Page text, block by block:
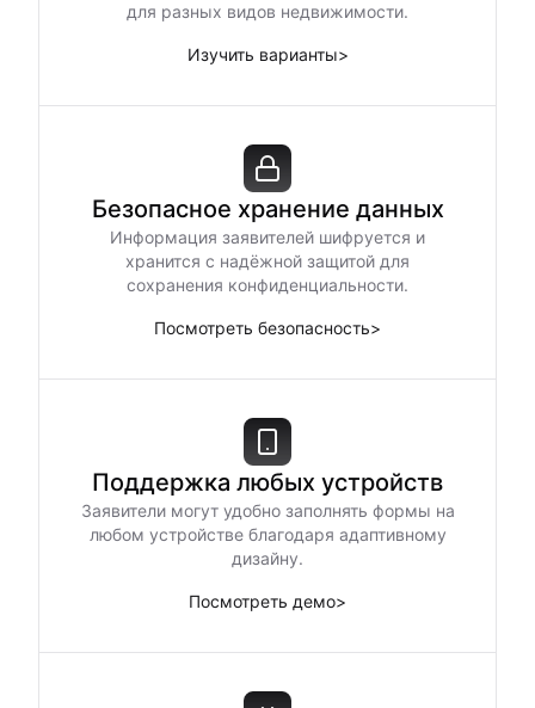
для разных видов недвижимости.
Изучить варианты>
Безопасное хранение данных
Информация заявителей шифруется и
хранится с надёжной защитой для
сохранения конфиденциальности.
Посмотреть безопасность>
Поддержка любых устройств
Заявители могут удобно заполнять формы на
любом устройстве благодаря адаптивному
дизайну.
Посмотреть демо>